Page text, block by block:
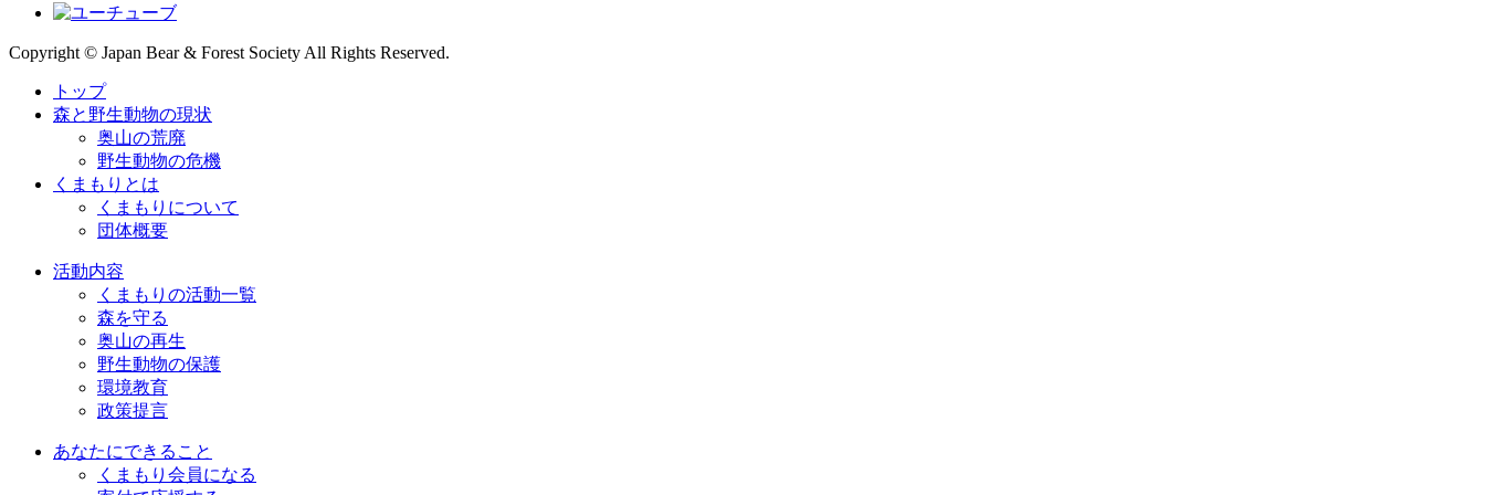
Copyright © Japan Bear & Forest Society All Rights Reserved.
トップ
森と野生動物の現状
奥山の荒廃
野生動物の危機
くまもりとは
くまもりについて
団体概要
活動内容
くまもりの活動一覧
森を守る
奥山の再生
野生動物の保護
環境教育
政策提言
あなたにできること
くまもり会員になる